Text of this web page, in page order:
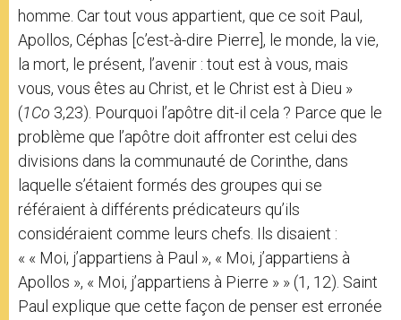
homme. Car tout vous appartient, que ce soit Paul,
Apollos, Céphas [c’est-à-dire Pierre], le monde, la vie,
la mort, le présent, l’avenir : tout est à vous, mais
vous, vous êtes au Christ, et le Christ est à Dieu »
(1Co 3,23). Pourquoi l’apôtre dit-il cela ? Parce que le
problème que l’apôtre doit affronter est celui des
divisions dans la communauté de Corinthe, dans
laquelle s’étaient formés des groupes qui se
référaient à différents prédicateurs qu’ils
considéraient comme leurs chefs. Ils disaient :
« « Moi, j’appartiens à Paul », « Moi, j’appartiens à
Apollos », « Moi, j’appartiens à Pierre » » (1, 12). Saint
Paul explique que cette façon de penser est erronée